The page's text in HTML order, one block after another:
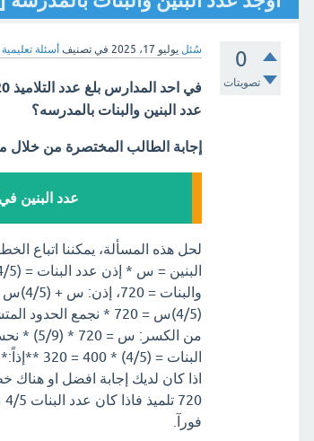
0
تصويتات
سُئل يوليو 17، 2025 في تصنيف أسئلة تعليمية
عدد البنين والبنات بالمدرسه؟
إجابة الطالب المختصرة من خلال
عدد البنين في المدرسة
البنات = (4/5) * 400 = 320 **إذاً:** * عدد البنين = 400 تلميذ * عدد البنات = 320 تلميذ
اذا كان لديك إجابة افضل او هناك
فورآ.